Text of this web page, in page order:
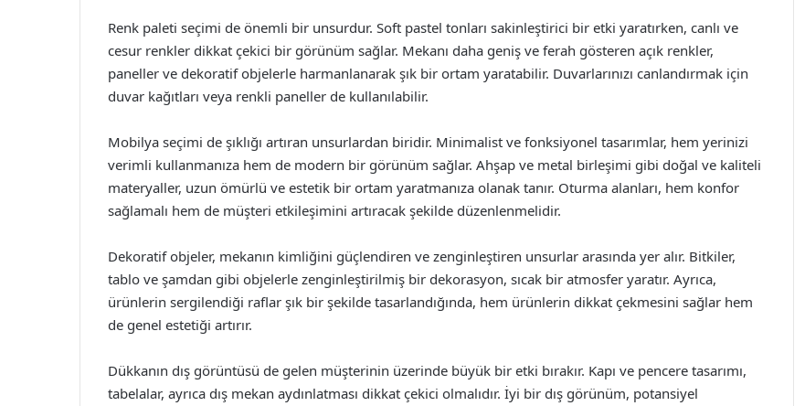
Renk paleti seçimi de önemli bir unsurdur. Soft pastel tonları sakinleştirici bir etki yaratırken, canlı ve
cesur renkler dikkat çekici bir görünüm sağlar. Mekanı daha geniş ve ferah gösteren açık renkler,
paneller ve dekoratif objelerle harmanlanarak şık bir ortam yaratabilir. Duvarlarınızı canlandırmak için
duvar kağıtları veya renkli paneller de kullanılabilir.
Mobilya seçimi de şıklığı artıran unsurlardan biridir. Minimalist ve fonksiyonel tasarımlar, hem yerinizi
verimli kullanmanıza hem de modern bir görünüm sağlar. Ahşap ve metal birleşimi gibi doğal ve kaliteli
materyaller, uzun ömürlü ve estetik bir ortam yaratmanıza olanak tanır. Oturma alanları, hem konfor
sağlamalı hem de müşteri etkileşimini artıracak şekilde düzenlenmelidir.
Dekoratif objeler, mekanın kimliğini güçlendiren ve zenginleştiren unsurlar arasında yer alır. Bitkiler,
tablo ve şamdan gibi objelerle zenginleştirilmiş bir dekorasyon, sıcak bir atmosfer yaratır. Ayrıca,
ürünlerin sergilendiği raflar şık bir şekilde tasarlandığında, hem ürünlerin dikkat çekmesini sağlar hem
de genel estetiği artırır.
Dükkanın dış görüntüsü de gelen müşterinin üzerinde büyük bir etki bırakır. Kapı ve pencere tasarımı,
tabelalar, ayrıca dış mekan aydınlatması dikkat çekici olmalıdır. İyi bir dış görünüm, potansiyel